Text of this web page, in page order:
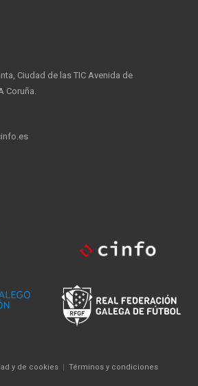
Ciudad de las TIC Avenida de
Coruña.
y de cookies| Términos y condiciones